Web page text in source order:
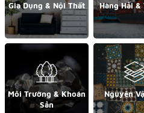
Gia Dụng & Nội Thất Hàng Hải &
Môi Trường & Khoán
Sản
Nguyên